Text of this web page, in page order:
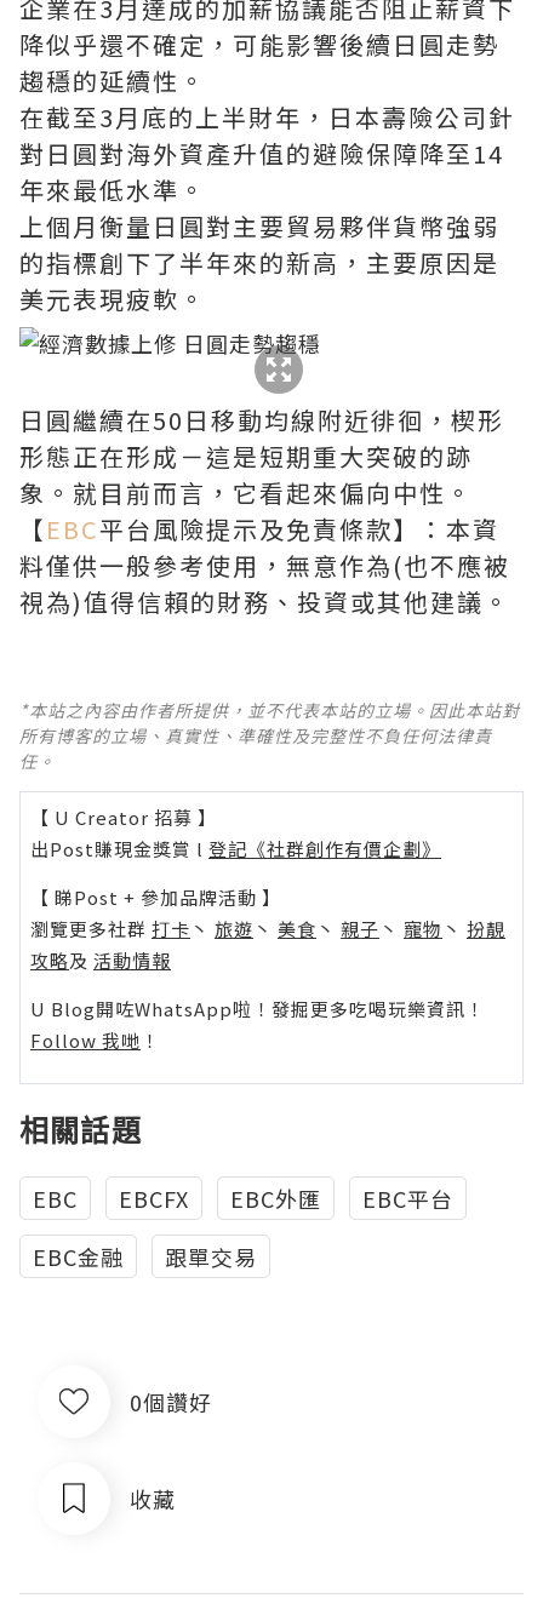
企業在3月達成的加薪協議能否阻止薪資下
降似乎還不確定，可能影響後續日圓走勢
趨穩的延續性。
在截至3月底的上半財年，日本壽險公司針
對日圓對海外資產升值的避險保障降至14
年來最低水準。
上個月衡量日圓對主要貿易夥伴貨幣強弱
的指標創下了半年來的新高，主要原因是
美元表現疲軟。
日圓繼續在50日移動均線附近徘徊，楔形
形態正在形成－這是短期重大突破的跡
象。就目前而言，它看起來偏向中性。
【EBC平台風險提示及免責條款】：本資
料僅供一般參考使用，無意作為(也不應被
視為)值得信賴的財務、投資或其他建議。
*本站之內容由作者所提供，並不代表本站的立場。因此本站對
所有博客的立場、真實性、準確性及完整性不負任何法律責
任。
【 U Creator 招募 】
出Post賺現金獎賞 l 登記《社群創作有價企劃》
【 睇Post + 參加品牌活動 】
瀏覽更多社群 打卡 丶 旅遊 丶 美食 丶 親子 丶 寵物 丶 扮靚
攻略及 活動情報
U Blog開咗WhatsApp啦！發掘更多吃喝玩樂資訊！
Follow 我哋 ！
相關話題
EBC EBCFX EBC外匯
EBC平台
EBC金融
跟單交易
0個讚好
收藏